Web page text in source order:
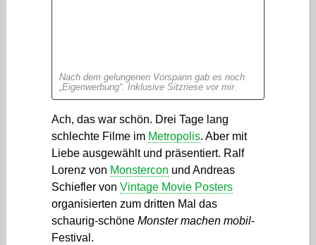
Nach dem gelungenen Vorspann gab es noch
„Eigenwerbung“. Inklusive Sitzriese vor mir.
Ach, das war schön. Drei Tage lang
schlechte Filme im Metropolis. Aber mit
Liebe ausgewählt und präsentiert. Ralf
Lorenz von Monstercon und Andreas
Schiefler von Vintage Movie Posters
organisierten zum dritten Mal das
schaurig-schöne Monster machen mobil-
Festival.